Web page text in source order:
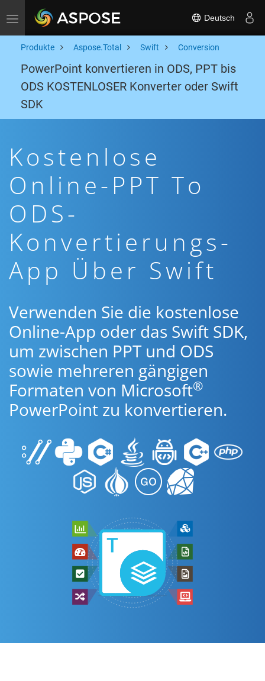
Toggle navigation Deutsch
Produkte Aspose.Total Swift Conversion
PowerPoint konvertieren in ODS, PPT bis
ODS KOSTENLOSER Konverter oder Swift
SDK
Kostenlose
Online-PPT To
ODS-
Konvertierungs-
App Über Swift
Verwenden Sie die kostenlose
Online-App oder das Swift SDK,
um zwischen PPT und ODS
sowie mehreren gängigen
Formaten von Microsoft®
PowerPoint zu konvertieren.